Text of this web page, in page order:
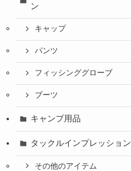
ン
キャップ
パンツ
フィッシンググローブ
ブーツ
キャンプ用品
タックルインプレッション
その他のアイテム